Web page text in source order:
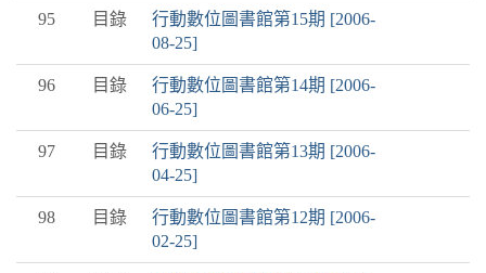
95 目錄
行動數位圖書館第15期 [2006-
08-25]
96 目錄
行動數位圖書館第14期 [2006-
06-25]
97 目錄
行動數位圖書館第13期 [2006-
04-25]
98 目錄
行動數位圖書館第12期 [2006-
02-25]